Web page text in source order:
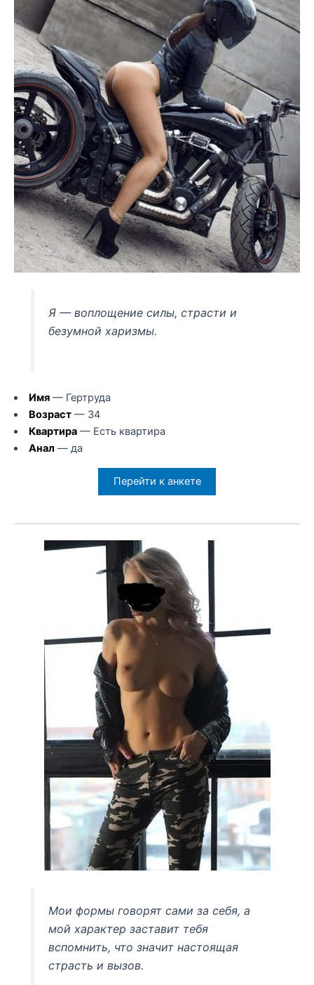
Я — воплощение силы, страсти и
безумной харизмы.
Имя— Гертруда
Возраст— 34
Квартира— Есть квартира
Анал — да
Перейти к анкете
Мои формы говорят сами за себя, а
мой характер заставит тебя
вспомнить, что значит настоящая
страсть и вызов.